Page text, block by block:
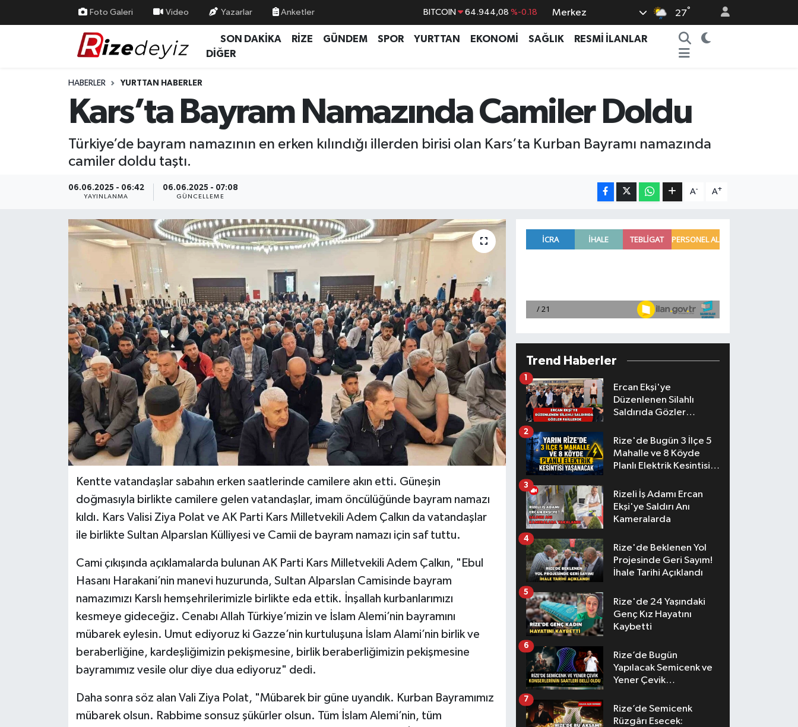
Foto Galeri Video Yazarlar Anketler BITCOIN 64.944,08 %-0.18
DOLAR 47,7436 %0.18
GRAM ALTIN 6660.55
BİST100 13.779
Merkez 27°
SON DAKİKA RİZE GÜNDEM SPOR YURTTAN EKONOMİ SAĞLIK
RESMİ İLANLAR
DİĞER
HABERLER YURTTAN HABERLER
Kars’ta Bayram Namazında Camiler Doldu
Türkiye’de bayram namazının en erken kılındığı illerden birisi olan Kars’ta Kurban Bayramı namazında
camiler doldu taştı.
06.06.2025 - 06:42
YAYINLANMA
06.06.2025 - 07:08
GÜNCELLEME
A- A+
Kentte vatandaşlar sabahın erken saatlerinde camilere akın etti. Güneşin
doğmasıyla birlikte camilere gelen vatandaşlar, imam öncülüğünde bayram namazı
kıldı. Kars Valisi Ziya Polat ve AK Parti Kars Milletvekili Adem Çalkın da vatandaşlar
ile birlikte Sultan Alparslan Külliyesi ve Camii de bayram namazı için saf tuttu.
Cami çıkışında açıklamalarda bulunan AK Parti Kars Milletvekili Adem Çalkın, "Ebul
Hasanı Harakani’nin manevi huzurunda, Sultan Alparslan Camisinde bayram
namazımızı Karslı hemşehrilerimizle birlikte eda ettik. İnşallah kurbanlarımızı
kesmeye gideceğiz. Cenabı Allah Türkiye’mizin ve İslam Alemi’nin bayramını
mübarek eylesin. Umut ediyoruz ki Gazze’nin kurtuluşuna İslam Alami’nin birlik ve
beraberliğine, kardeşliğimizin pekişmesine, birlik beraberliğimizin pekişmesine
bayramımız vesile olur diye dua ediyoruz" dedi.
Daha sonra söz alan Vali Ziya Polat, "Mübarek bir güne uyandık. Kurban Bayramımız
mübarek olsun. Rabbime sonsuz şükürler olsun. Tüm İslam Alemi’nin, tüm
Trend Haberler
Ercan Ekşi'ye
Düzenlenen Silahlı
Saldırıda Gözler
1
Rize'de Bugün 3 İlçe 5
Mahalle ve 8 Köyde
Planlı Elektrik Kesintisi
2
Rizeli İş Adamı Ercan
Ekşi'ye Saldırı Anı
Kameralarda
3
Rize'de Beklenen Yol
Projesinde Geri Sayım!
İhale Tarihi Açıklandı
4
Rize'de 24 Yaşındaki
Genç Kız Hayatını
Kaybetti
5
Rize’de Bugün
Yapılacak Semicenk ve
Yener Çevik
Belli Oldu
6
Rize’de Semicenk
Rüzgârı Esecek:
7
Yurttan Haberler
Teknoloji
Rize Nöbetçi Eczaneler
Rize Trafik Yoğunluk Haritası
Tüm Manşetler
Son Dakika Haberleri
Haber Arşivi